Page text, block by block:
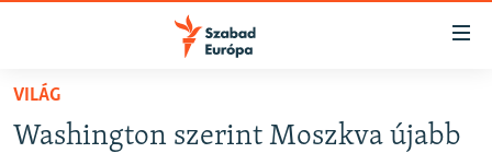
Akadálymentes
Ugrás
NAPIRENDEN
VILÁG
Washington szerint Moszkva újabb